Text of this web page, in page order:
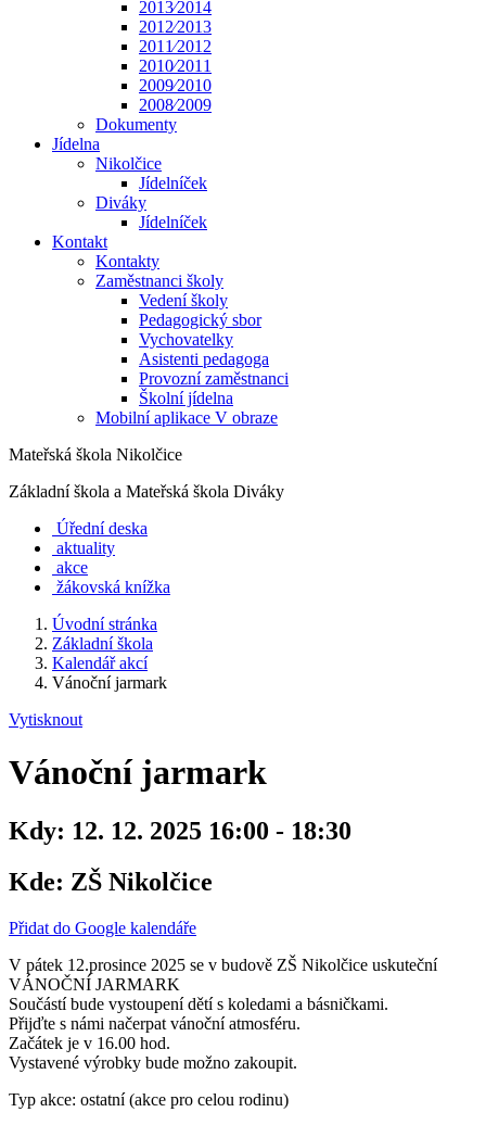
2013⁄2014
2012⁄2013
2011⁄2012
2010⁄2011
2009⁄2010
2008⁄2009
Dokumenty
Jídelna
Nikolčice
Jídelníček
Diváky
Jídelníček
Kontakt
Kontakty
Zaměstnanci školy
Vedení školy
Pedagogický sbor
Vychovatelky
Asistenti pedagoga
Provozní zaměstnanci
Školní jídelna
Mobilní aplikace V obraze
Mateřská škola Nikolčice
Základní škola a Mateřská škola Diváky
Úřední deska
aktuality
akce
žákovská knížka
Úvodní stránka
Základní škola
Kalendář akcí
Vánoční jarmark
Vytisknout
Vánoční jarmark
Kdy: 12. 12. 2025 16:00 - 18:30
Kde: ZŠ Nikolčice
Přidat do Google kalendáře
V pátek 12.prosince 2025 se v budově ZŠ Nikolčice uskuteční
VÁNOČNÍ JARMARK
Součástí bude vystoupení dětí s koledami a básničkami.
Přijďte s námi načerpat vánoční atmosféru.
Začátek je v 16.00 hod.
Vystavené výrobky bude možno zakoupit.
Typ akce: ostatní (akce pro celou rodinu)